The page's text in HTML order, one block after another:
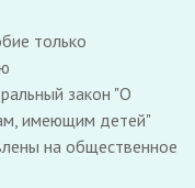
только
закон "О
имеющим детей"
на общественное